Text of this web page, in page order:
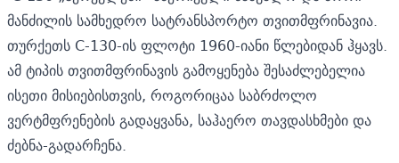
მანძილის სამხედრო სატრანსპორტო თვითმფრინავია.
თურქეთს C-130-ის ფლოტი 1960-იანი წლებიდან ჰყავს.
ამ ტიპის თვითმფრინავის გამოყენება შესაძლებელია
ისეთი მისიებისთვის, როგორიცაა საბრძოლო
ვერტმფრენების გადაყვანა, საჰაერო თავდასხმები და
ძებნა-გადარჩენა.